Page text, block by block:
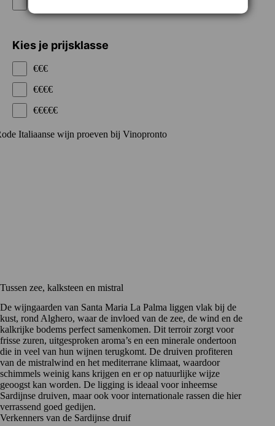
Kies je prijsklasse
€€€
€€€€
€€€€€
Tussen zee, kalksteen en mistral
De wijngaarden van Santa Maria La Palma liggen vlak bij de
kust, rond Alghero, waar de invloed van de zee, de wind en de
kalkrijke bodems perfect samenkomen. Dit terroir zorgt voor
frisse zuren, uitgesproken aroma’s en een minerale ondertoon
die in veel van hun wijnen terugkomt. De druiven profiteren
van de mistralwind en het mediterrane klimaat, waardoor
schimmels weinig kans krijgen en er op natuurlijke wijze
geoogst kan worden. De ligging is ideaal voor inheemse
Sardijnse druiven, maar ook voor internationale rassen die hier
verrassend goed gedijen.
Verkenners van de Sardijnse druif